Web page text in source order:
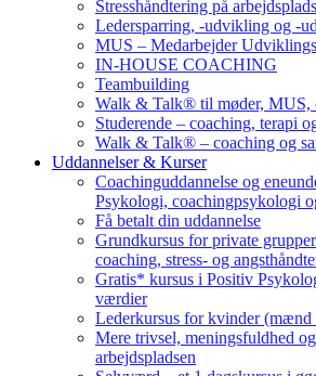
Stresshåndtering på
Ledersparring, -udvikling og -
MUS – Medarbejder
IN-HOUSE COACHING
Teambuilding
Walk & Talk® til møder, MUS,
Studerende – coaching, terapi
Walk & Talk® – coaching og
Uddannelser & Kurser
Coachinguddannelse og
Psykologi, coachingpsykologi
Få betalt din uddannelse
Grundkursus for private
coaching, stress- og
Gratis* kursus i Positiv
værdier
Lederkursus for kvinder (mænd
Mere trivsel, meningsfuldhed
arbejdspladsen